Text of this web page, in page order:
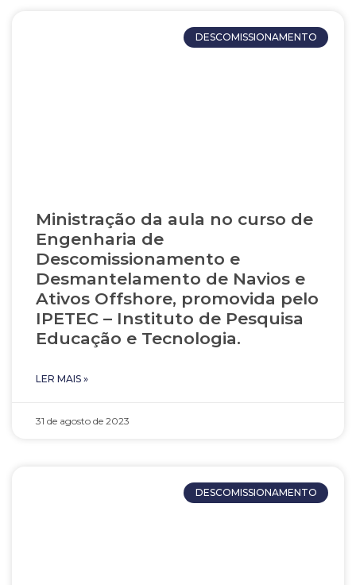
DESCOMISSIONAMENTO
Ministração da aula no curso de
Engenharia de
Descomissionamento e
Desmantelamento de Navios e
Ativos Offshore, promovida pelo
IPETEC – Instituto de Pesquisa
Educação e Tecnologia.
LER MAIS »
31 de agosto de 2023
DESCOMISSIONAMENTO